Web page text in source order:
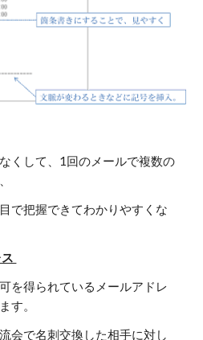
くして、1回のメールで複数の
で把握できてわかりやすくな
を得られているメールアドレ
す。
会で名刺交換した相手に対し